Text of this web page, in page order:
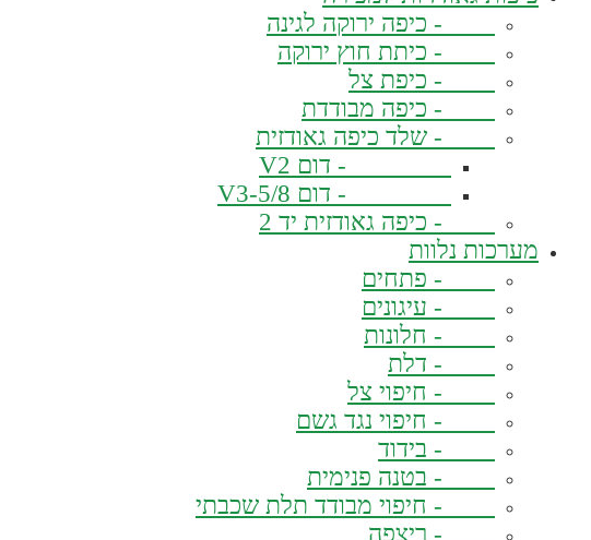
- כיפה ירוקה לגינה
- כיתת חוץ ירוקה
- כיפת צל
- כיפה מבודדת
- שלד כיפה גאודזית
- דום V2
- דום V3-5/8
- כיפה גאודזית יד 2
מערכות נלוות
- פתחים
- עיגונים
- חלונות
- דלת
- חיפוי צל
- חיפוי נגד גשם
- בידוד
- בטנה פנימית
- חיפוי מבודד תלת שכבתי
- ריצפה